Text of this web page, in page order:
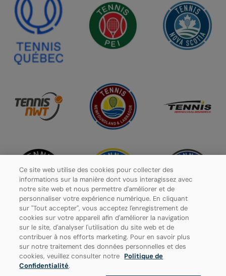
Politique de confidentialité
Paramètres des cookies
Ce site web utilise des cookies pour collecter des
informations sur la manière dont vous interagissez avec
notre site web et nous permettre d'améliorer et de
personnaliser votre expérience numérique. En cliquant
sur "Tout accepter", vous acceptez l'enregistrement de
cookies sur votre appareil afin d'améliorer la navigation
sur le site, d'analyser l'utilisation du site web et de
contribuer à nos efforts marketing. Pour en savoir plus
sur notre traitement des données personnelles et des
cookies, veuillez consulter notre Politique de
Confidentialité.